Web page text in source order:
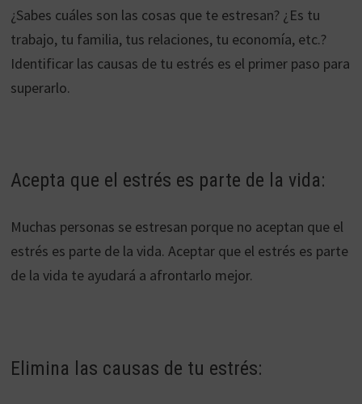
¿Sabes cuáles son las cosas que te estresan? ¿Es tu
trabajo, tu familia, tus relaciones, tu economía, etc.?
Identificar las causas de tu estrés es el primer paso para
superarlo.
Acepta que el estrés es parte de la vida:
Muchas personas se estresan porque no aceptan que el
estrés es parte de la vida. Aceptar que el estrés es parte
de la vida te ayudará a afrontarlo mejor.
Elimina las causas de tu estrés: